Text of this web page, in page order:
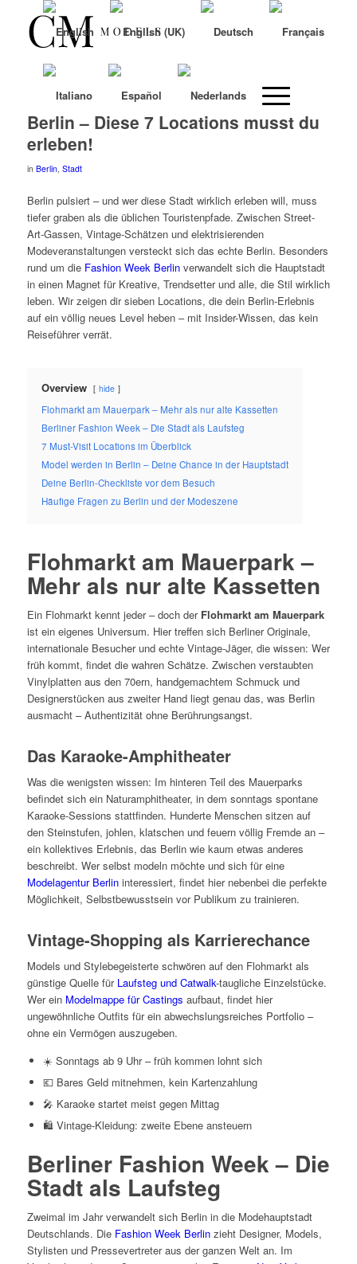
Berlin – Diese 7 Locations musst du
erleben!
in Berlin, Stadt
Berlin pulsiert – und wer diese Stadt wirklich erleben will, muss
tiefer graben als die üblichen Touristenpfade. Zwischen Street-
Art-Gassen, Vintage-Schätzen und elektrisierenden
Modeveranstaltungen versteckt sich das echte Berlin. Besonders
rund um die Fashion Week Berlinverwandelt sich die Hauptstadt
in einen Magnet für Kreative, Trendsetter und alle, die Stil wirklich
leben. Wir zeigen dir sieben Locations, die dein Berlin-Erlebnis
auf ein völlig neues Level heben – mit Insider-Wissen, das kein
Reiseführer verrät.
Overview hide
Flohmarkt am Mauerpark – Mehr als nur alte Kassetten
Berliner Fashion Week – Die Stadt als Laufsteg
7 Must-Visit Locations im Überblick
Model werden in Berlin – Deine Chance in der Hauptstadt
Deine Berlin-Checkliste vor dem Besuch
Häufige Fragen zu Berlin und der Modeszene
Flohmarkt am Mauerpark –
Mehr als nur alte Kassetten
Ein Flohmarkt kennt jeder – doch der Flohmarkt am Mauerpark
ist ein eigenes Universum. Hier treffen sich Berliner Originale,
internationale Besucher und echte Vintage-Jäger, die wissen: Wer
früh kommt, findet die wahren Schätze. Zwischen verstaubten
Vinylplatten aus den 70ern, handgemachtem Schmuck und
Designerstücken aus zweiter Hand liegt genau das, was Berlin
ausmacht – Authentizität ohne Berührungsangst.
Das Karaoke-Amphitheater
Was die wenigsten wissen: Im hinteren Teil des Mauerparks
befindet sich ein Naturamphitheater, in dem sonntags spontane
Karaoke-Sessions stattfinden. Hunderte Menschen sitzen auf
den Steinstufen, johlen, klatschen und feuern völlig Fremde an –
ein kollektives Erlebnis, das Berlin wie kaum etwas anderes
beschreibt. Wer selbst modeln möchte und sich für eine
Modelagentur Berlininteressiert, findet hier nebenbei die perfekte
Möglichkeit, Selbstbewusstsein vor Publikum zu trainieren.
Vintage-Shopping als Karrierechance
Models und Stylebegeisterte schwören auf den Flohmarkt als
günstige Quelle für Laufsteg und Catwalk-taugliche Einzelstücke.
Wer ein Modelmappe für Castings aufbaut, findet hier
ungewöhnliche Outfits für ein abwechslungsreiches Portfolio –
ohne ein Vermögen auszugeben.
☀️ Sonntags ab 9 Uhr – früh kommen lohnt sich
💶 Bares Geld mitnehmen, kein Kartenzahlung
🎤 Karaoke startet meist gegen Mittag
🛍️ Vintage-Kleidung: zweite Ebene ansteuern
Berliner Fashion Week – Die
Stadt als Laufsteg
Zweimal im Jahr verwandelt sich Berlin in die Modehauptstadt
Deutschlands. Die Fashion Week Berlinzieht Designer, Models,
Stylisten und Pressevertreter aus der ganzen Welt an. Im